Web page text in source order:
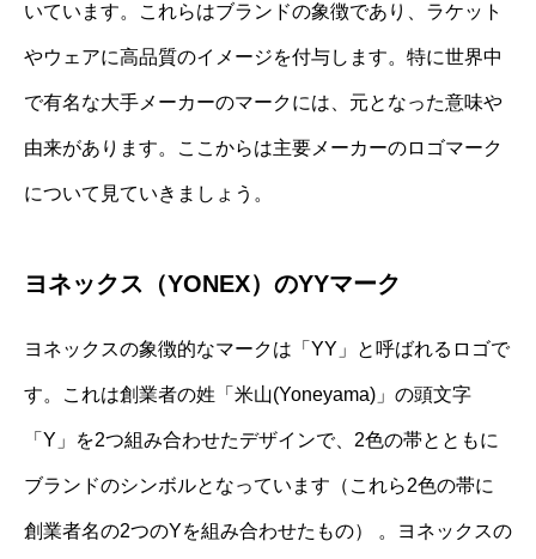
いています。これらはブランドの象徴であり、ラケット
やウェアに高品質のイメージを付与します。特に世界中
で有名な大手メーカーのマークには、元となった意味や
由来があります。ここからは主要メーカーのロゴマーク
について見ていきましょう。
ヨネックス（YONEX）のYYマーク
ヨネックスの象徴的なマークは「YY」と呼ばれるロゴで
す。これは創業者の姓「米山(Yoneyama)」の頭文字
「Y」を2つ組み合わせたデザインで、2色の帯とともに
ブランドのシンボルとなっています（これら2色の帯に
創業者名の2つのYを組み合わせたもの） 。ヨネックスの